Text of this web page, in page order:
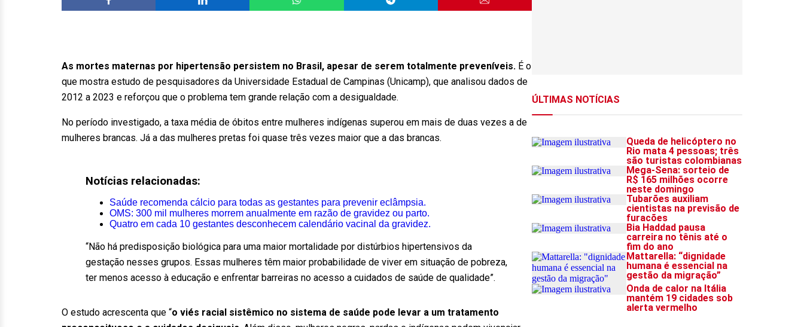
As mortes maternas por hipertensão persistem no Brasil, apesar de serem totalmente preveníveis. É o
que mostra estudo de pesquisadores da Universidade Estadual de Campinas (Unicamp), que analisou dados de
2012 a 2023 e reforçou que o problema tem grande relação com a desigualdade.
No período investigado, a taxa média de óbitos entre mulheres indígenas superou em mais de duas vezes a de
mulheres brancas. Já a das mulheres pretas foi quase três vezes maior que a das brancas.
Notícias relacionadas:
Saúde recomenda cálcio para todas as gestantes para prevenir eclâmpsia.
OMS: 300 mil mulheres morrem anualmente em razão de gravidez ou parto.
Quatro em cada 10 gestantes desconhecem calendário vacinal da gravidez.
“Não há predisposição biológica para uma maior mortalidade por distúrbios hipertensivos da
gestação nesses grupos. Essas mulheres têm maior probabilidade de viver em situação de pobreza,
ter menos acesso à educação e enfrentar barreiras no acesso a cuidados de saúde de qualidade”.
O estudo acrescenta que “o viés racial sistêmico no sistema de saúde pode levar a um tratamento